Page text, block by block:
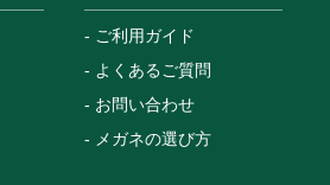
ご利用ガイド
よくあるご質問
お問い合わせ
メガネの選び方